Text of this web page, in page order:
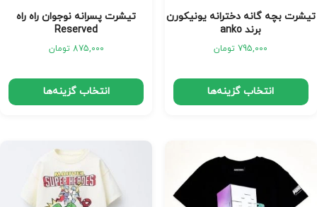
تیشرت بچه گانه دخترانه یونیکورن
برند anko
795,000 تومان
انتخاب گزینه‌ها
تیشرت پسرانه نوجوان راه راه
Reserved
875,000 تومان
انتخاب گزینه‌ها